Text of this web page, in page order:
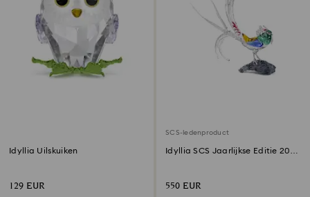
Idyllia Uilskuiken
129 EUR
SCS-ledenproduct
Idyllia SCS Jaarlijkse Editie 2026
550 EUR